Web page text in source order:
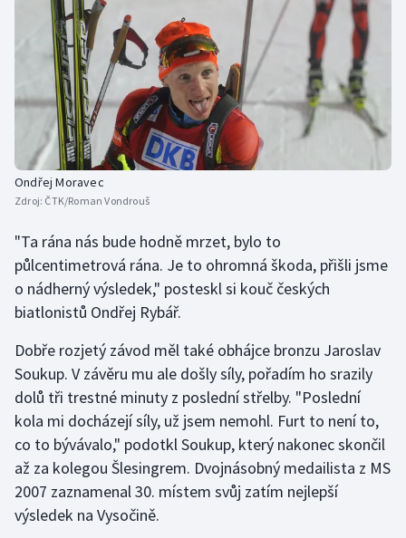
Ondřej Moravec
Zdroj: ČTK/Roman Vondrouš
"Ta rána nás bude hodně mrzet, bylo to
půlcentimetrová rána. Je to ohromná škoda, přišli jsme
o nádherný výsledek," posteskl si kouč českých
biatlonistů Ondřej Rybář.
Dobře rozjetý závod měl také obhájce bronzu Jaroslav
Soukup. V závěru mu ale došly síly, pořadím ho srazily
dolů tři trestné minuty z poslední střelby. "Poslední
kola mi docházejí síly, už jsem nemohl. Furt to není to,
co to bývávalo," podotkl Soukup, který nakonec skončil
až za kolegou Šlesingrem. Dvojnásobný medailista z MS
2007 zaznamenal 30. místem svůj zatím nejlepší
výsledek na Vysočině.